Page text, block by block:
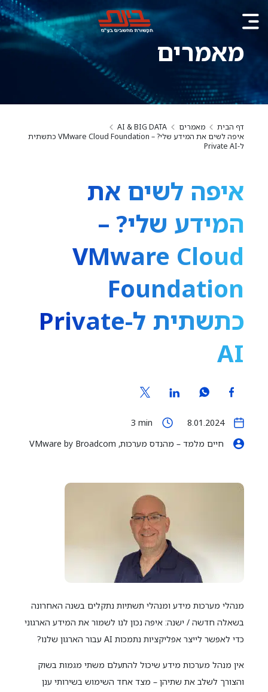
מאמרים
דף הבית מאמרים
AI & BIG DATA
איפה לשים את המידע שלי? – VMware Cloud Foundation כתשתית
ל-Private AI
איפה לשים את
המידע שלי? –
VMware Cloud
Foundation
כתשתית ל-Private
AI
8.01.2024
3 min
חיים מלמד – מהנדס מערכות, VMware by Broadcom
מנהלי מערכות מידע ומנהלי תשתיות נתקלים בשנה האחרונה
בשאלה חדשה / ישנה: איפה נכון לנו לשמור את המידע הארגוני
כדי לאפשר לייצר אפליקציות נתמכות AI עבור הארגון שלנו?
אין מנהל מערכות מידע שיכול להתעלם משתי מגמות בשוק
והצורך לשלב את שתיהן – מצד אחד השימוש בשירותי ענן